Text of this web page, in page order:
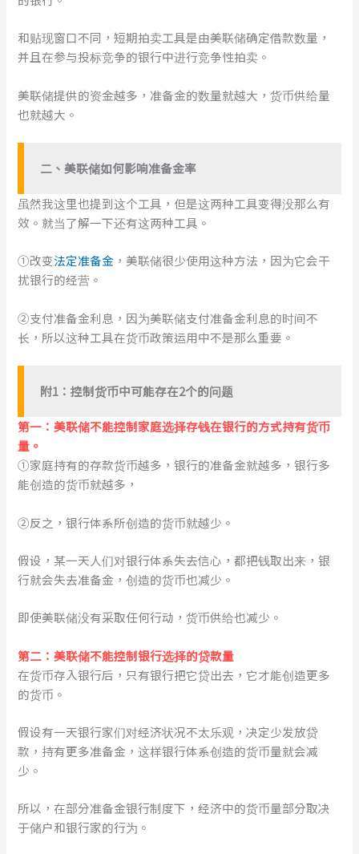
和贴现窗口不同，短期拍卖工具是由美联储确定借款数量，
并且在参与投标竞争的银行中进行竞争性拍卖。
美联储提供的资金越多，准备金的数量就越大，货币供给量
也就越大。
二、美联储如何影响准备金率
虽然我这里也提到这个工具，但是这两种工具变得没那么有
效。就当了解一下还有这两种工具。
①改变法定准备金 ，美联储很少使用这种方法，因为它会干
扰银行的经营。
②支付准备金利息，因为美联储支付准备金利息的时间不
长，所以这种工具在货币政策运用中不是那么重要。
附1 ：控制货币中可能存在2个的问题
第一：美联储不能控制家庭选择存钱在银行的方式持有货币
量。
①家庭持有的存款货币越多，银行的准备金就越多，银行多
能创造的货币就越多，
②反之，银行体系所创造的货币就越少。
假设，某一天人们对银行体系失去信心，都把钱取出来，银
行就会失去准备金，创造的货币也减少。
即使美联储没有采取任何行动，货币供给也减少。
第二：美联储不能控制银行选择的贷款量
在货币存入银行后，只有银行把它贷出去，它才能创造更多
的货币。
假设有一天银行家们对经济状况不太乐观，决定少发放贷
款，持有更多准备金，这样银行体系创造的货币量就会减
少。
所以，在部分准备金银行制度下，经济中的货币量部分取决
于储户和银行家的行为。